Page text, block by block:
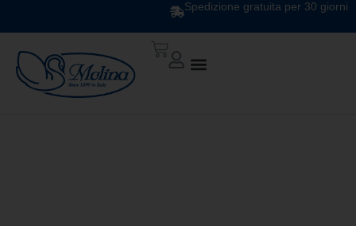
Spedizione gratuita per 30 giorni